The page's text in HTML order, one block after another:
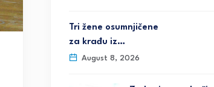
Tri žene osumnjičene
za krađu iz…
August 8, 2026